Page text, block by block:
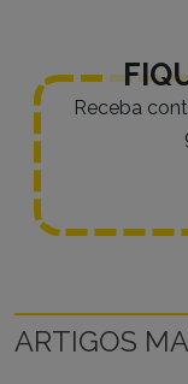
Receba
ARTIGOS